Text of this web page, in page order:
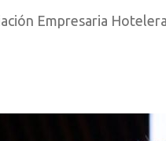
Empresaria